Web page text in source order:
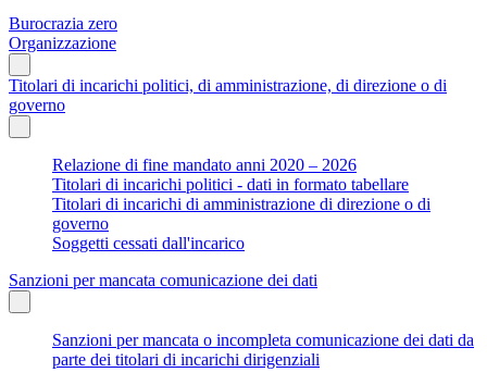
Burocrazia zero
Organizzazione
Titolari di incarichi politici, di amministrazione, di direzione o di
governo
Relazione di fine mandato anni 2020 – 2026
Titolari di incarichi politici - dati in formato tabellare
Titolari di incarichi di amministrazione di direzione o di
governo
Soggetti cessati dall'incarico
Sanzioni per mancata comunicazione dei dati
Sanzioni per mancata o incompleta comunicazione dei dati da
parte dei titolari di incarichi dirigenziali